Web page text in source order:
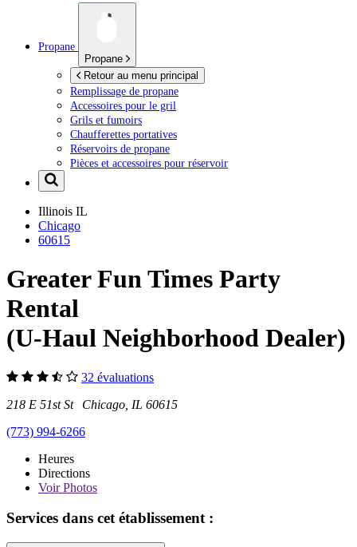
Propane
Propane
Retour au menu principal
Remplissage de propane
Accessoires pour le gril
Grils et fumoirs
Chaufferettes portatives
Réservoirs de propane
Pièces et accessoires pour réservoir
Illinois IL
Chicago
60615
Greater Fun Times Party
Rental
(U-Haul Neighborhood Dealer)
32 évaluations
218 E 51st St Chicago, IL 60615
(773) 994-6266
Heures
Directions
VoirPhotos
Services dans cet établissement :